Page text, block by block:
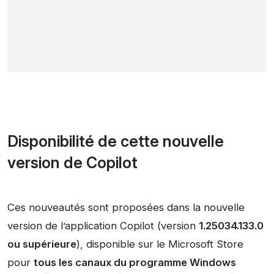
Disponibilité de cette nouvelle
version de Copilot
Ces nouveautés sont proposées dans la nouvelle
version de l’application Copilot (version 1.25034.133.0
ou supérieure), disponible sur le Microsoft Store
pour tous les canaux du programme Windows